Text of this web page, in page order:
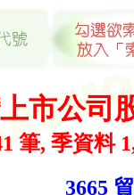
市公司
筆, 季資料
3665